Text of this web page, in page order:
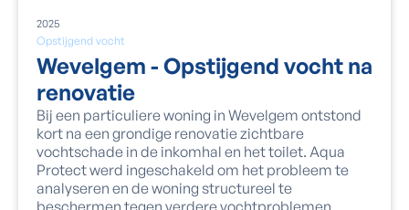
Opstijgend vocht
2025
Wevelgem - Opstijgend vocht na
renovatie
Bij een particuliere woning in Wevelgem ontstond
kort na een grondige renovatie zichtbare
vochtschade in de inkomhal en het toilet. Aqua
Protect werd ingeschakeld om het probleem te
analyseren en de woning structureel te
beschermen tegen verdere vochtproblemen.